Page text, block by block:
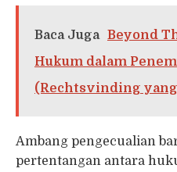
Baca Juga Beyond
Hukum dalam
(Rechtsvinding
Ambang pengecualian
pertentangan antara